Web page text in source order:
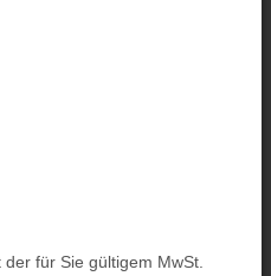
für Sie gültigem MwSt.